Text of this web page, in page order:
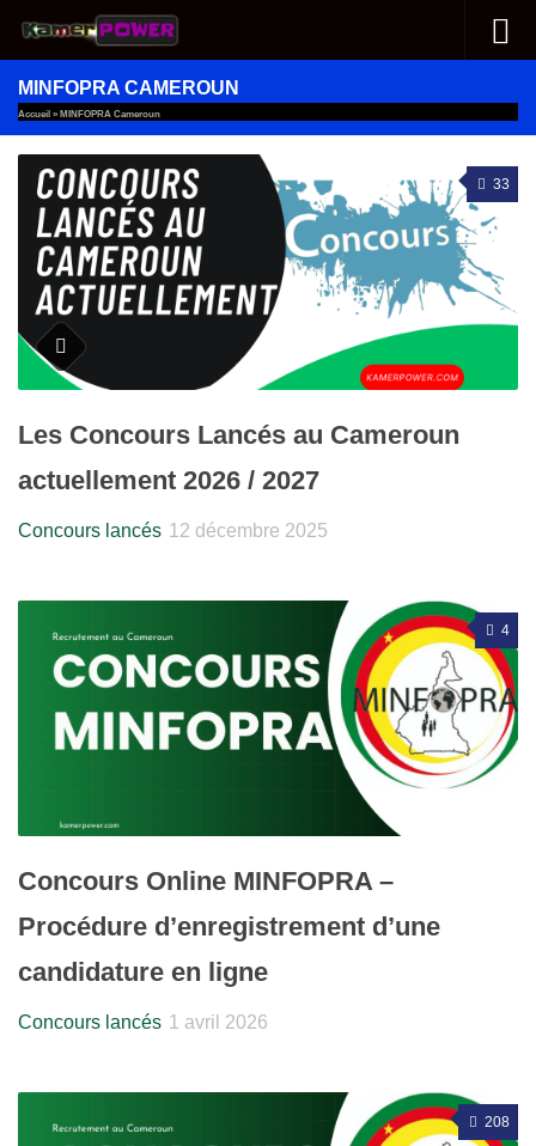
Au dessous du contenu
MINFOPRA CAMEROUN
Accueil » MINFOPRA Cameroun
33
Les Concours Lancés au Cameroun
actuellement 2026 / 2027
Concours lancés 12 décembre 2025
4
Concours Online MINFOPRA –
Procédure d’enregistrement d’une
candidature en ligne
Concours lancés 1 avril 2026
208